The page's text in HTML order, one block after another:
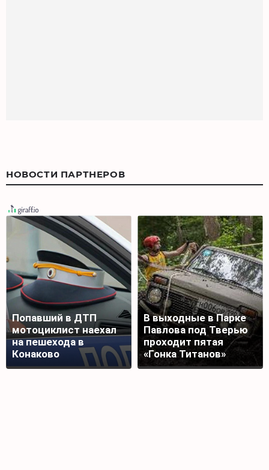
НОВОСТИ ПАРТНЕРОВ
Попавший в ДТП
мотоциклист наехал
на пешехода в
Конаково
В выходные в Парке
Павлова под Тверью
проходит пятая
«Гонка Титанов»